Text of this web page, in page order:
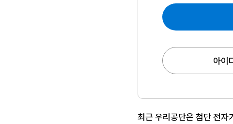
아이
최근 우리공단은 첨단 전자